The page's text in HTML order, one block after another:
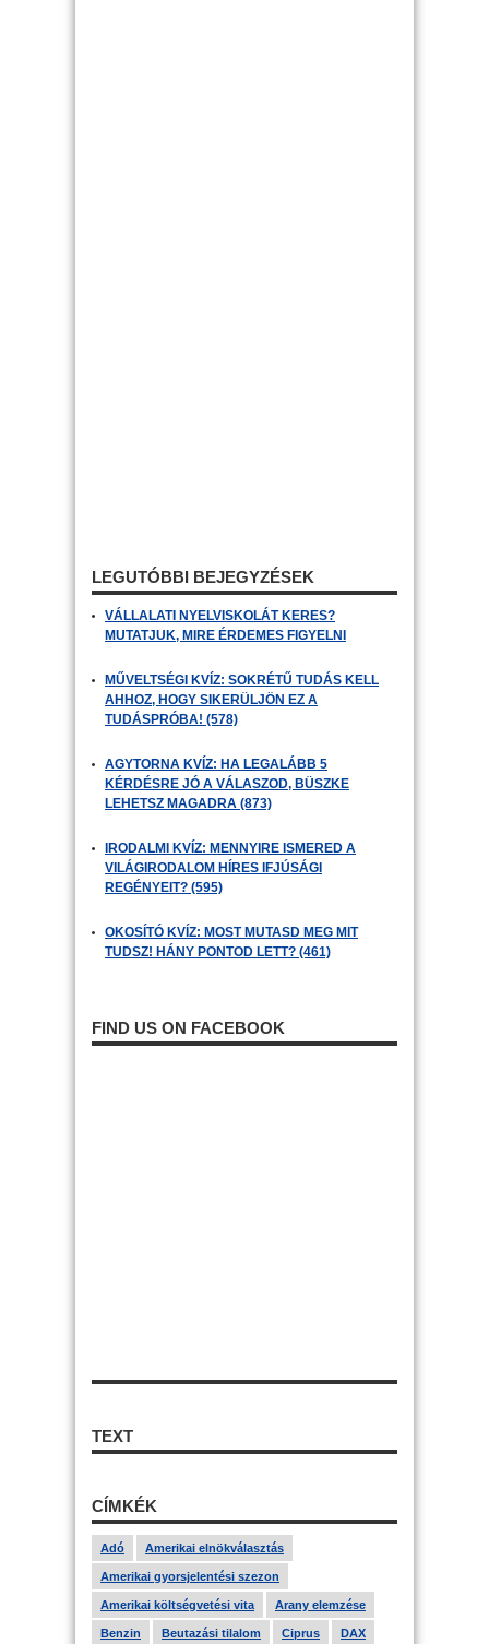
LEGUTÓBBI BEJEGYZÉSEK
VÁLLALATI NYELVISKOLÁT KERES?
MUTATJUK, MIRE ÉRDEMES FIGYELNI
MŰVELTSÉGI KVÍZ: SOKRÉTŰ TUDÁS KELL
AHHOZ, HOGY SIKERÜLJÖN EZ A
TUDÁSPRÓBA! (578)
AGYTORNA KVÍZ: HA LEGALÁBB 5
KÉRDÉSRE JÓ A VÁLASZOD, BÜSZKE
LEHETSZ MAGADRA (873)
IRODALMI KVÍZ: MENNYIRE ISMERED A
VILÁGIRODALOM HÍRES IFJÚSÁGI
REGÉNYEIT? (595)
OKOSÍTÓ KVÍZ: MOST MUTASD MEG MIT
TUDSZ! HÁNY PONTOD LETT? (461)
FIND US ON FACEBOOK
TEXT
CÍMKÉK
Adó Amerikai elnökválasztás
Amerikai gyorsjelentési szezon
Amerikai költségvetési vita Arany elemzése
Benzin Beutazási tilalom Ciprus DAX